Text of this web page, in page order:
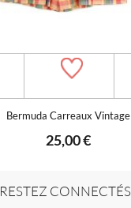
Bermuda Carreaux Vintage
25,00 €
RESTEZ